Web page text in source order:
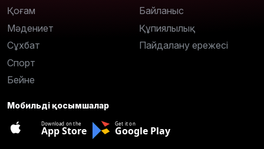
Қоғам
Мәдениет
Сұхбат
Спорт
Бейне
Байланыс
Құпиялылық
Пайдалану ережесі
Мобильді қосымшалар
Download on the
App Store
Get it on
Google Play